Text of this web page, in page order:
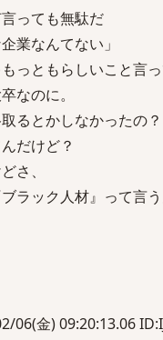
っても無駄だ
なんてない」
っともらしいこと言
のに。
かしなかったの？
けど？
、
ク人材』って言う
06(金) 09:20:13.06